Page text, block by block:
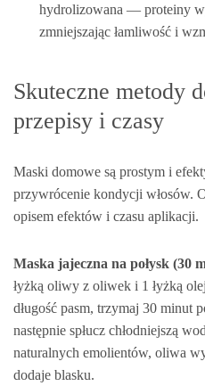
hydrolizowana — proteiny
zmniejszając łamliwość i
Skuteczne metody
przepisy i czasy
Maski domowe są prostym i
przywrócenie kondycji włosów.
opisem efektów i czasu aplikacji.
Maska jajeczna na połysk (30
łyżką oliwy z oliwek i 1 łyżką
długość pasm, trzymaj 30 minut
następnie spłucz chłodniejszą
naturalnych emolientów, oliwa
dodaje blasku.